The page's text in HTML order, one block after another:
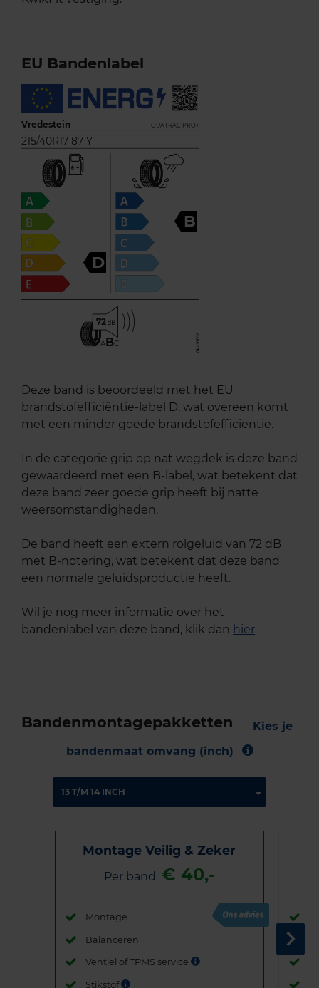
EU Bandenlabel
Vredestein QUATRAC PRO+
215/40R17 87 Y
D
B
72
ABC
Deze band is beoordeeld met het EU
brandstofefficiëntie-label D, wat overeen komt
met een minder goede brandstofefficiëntie.
In de categorie grip op nat wegdek is deze band
gewaardeerd met een B-label, wat betekent dat
deze band zeer goede grip heeft bij natte
weersomstandigheden.
De band heeft een extern rolgeluid van 72 dB
met B-notering, wat betekent dat deze band
een normale geluidsproductie heeft.
Wil je nog meer informatie over het
bandenlabel van deze band, klik dan hier
Bandenmontagepakketten
Kies je
bandenmaat omvang (inch)
Montage Veilig & Zeker
Per band € 40,-
Montage
Balanceren
Ventiel of TPMS service
Stikstof